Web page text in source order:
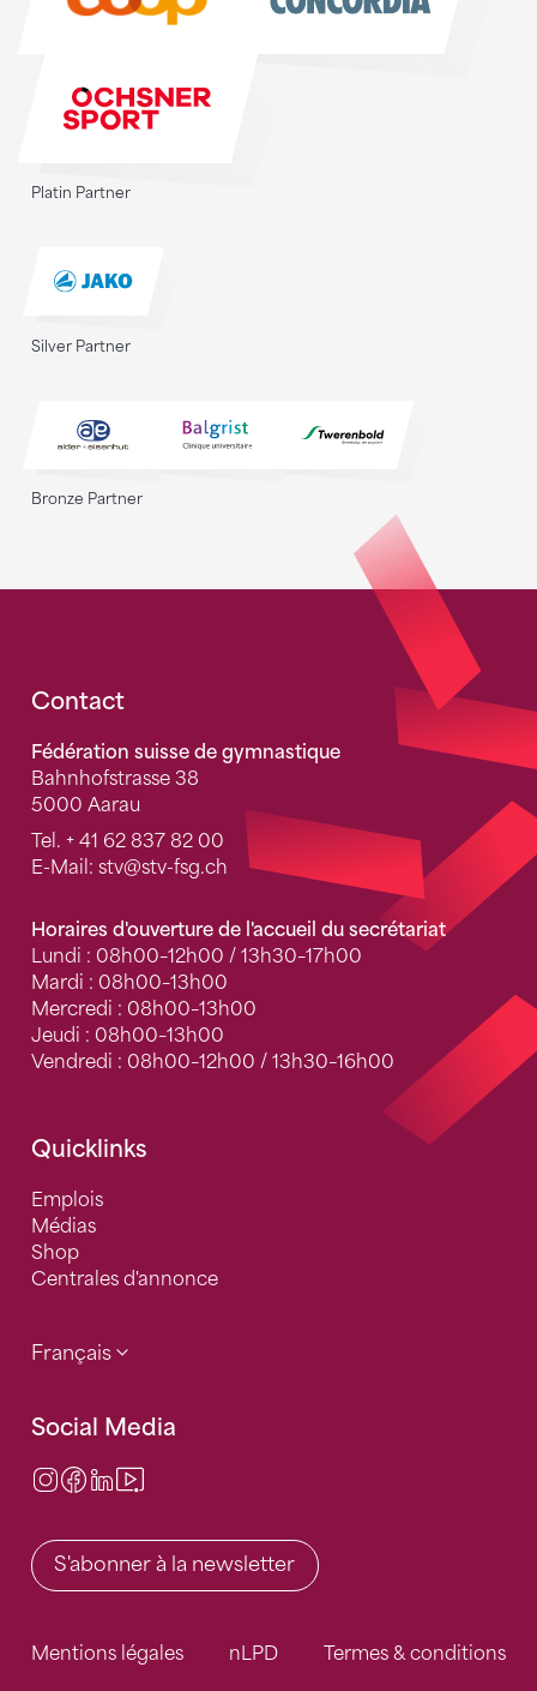
Platin Partner
Silver Partner
Bronze Partner
Fusszeile
Contact
Fédération suisse de gymnastique
Bahnhofstrasse 38
5000 Aarau
Tel. + 41 62 837 82 00
E-Mail: stv@stv-fsg.ch
Horaires d'ouverture de l'accueil du secrétariat
Lundi : 08h00–12h00 / 13h30–17h00
Mardi : 08h00–13h00
Mercredi : 08h00–13h00
Jeudi : 08h00–13h00
Vendredi : 08h00–12h00 / 13h30–16h00
Quicklinks
Emplois
Médias
Shop
Centrales d'annonce
Français
Social Media
Instagram
Facebook
LinkedIn
S'abonner à la newsletter
Mentions légales nLPD Termes & conditions